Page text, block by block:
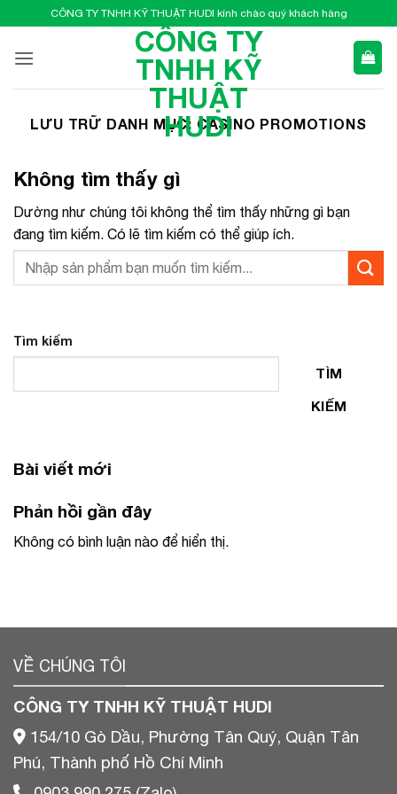
qua
nội
CÔNG TY TNHH KỸ THUẬT HUDI kính chào quý khách hàng
CÔNG TY
TNHH KỸ
THUẬT
HUDI
LƯU TRỮ DANH MỤC: CASINO PROMOTIONS
Không tìm thấy gì
Dường như chúng tôi không thể tìm thấy những gì bạn
đang tìm kiếm. Có lẽ tìm kiếm có thể giúp ích.
Tìm kiếm
TÌM
KIẾM
Bài viết mới
Phản hồi gần đây
Không có bình luận nào để hiển thị.
VỀ CHÚNG TÔI
CÔNG TY TNHH KỸ THUẬT HUDI
154/10 Gò Dầu, Phường Tân Quý, Quận Tân
Phú, Thành phố Hồ Chí Minh